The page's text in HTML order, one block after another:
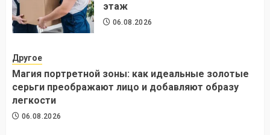
этаж
06.08.2026
Другое
Магия портретной зоны: как идеальные золотые
серьги преображают лицо и добавляют образу
легкости
06.08.2026